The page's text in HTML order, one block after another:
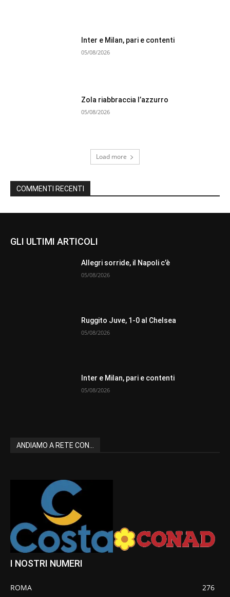
Inter e Milan, pari e contenti
05/08/2026
Zola riabbraccia l’azzurro
05/08/2026
Load more
COMMENTI RECENTI
GLI ULTIMI ARTICOLI
Allegri sorride, il Napoli c’è
05/08/2026
Ruggito Juve, 1-0 al Chelsea
05/08/2026
Inter e Milan, pari e contenti
05/08/2026
ANDIAMO A RETE CON...
I NOSTRI NUMERI
ROMA
276